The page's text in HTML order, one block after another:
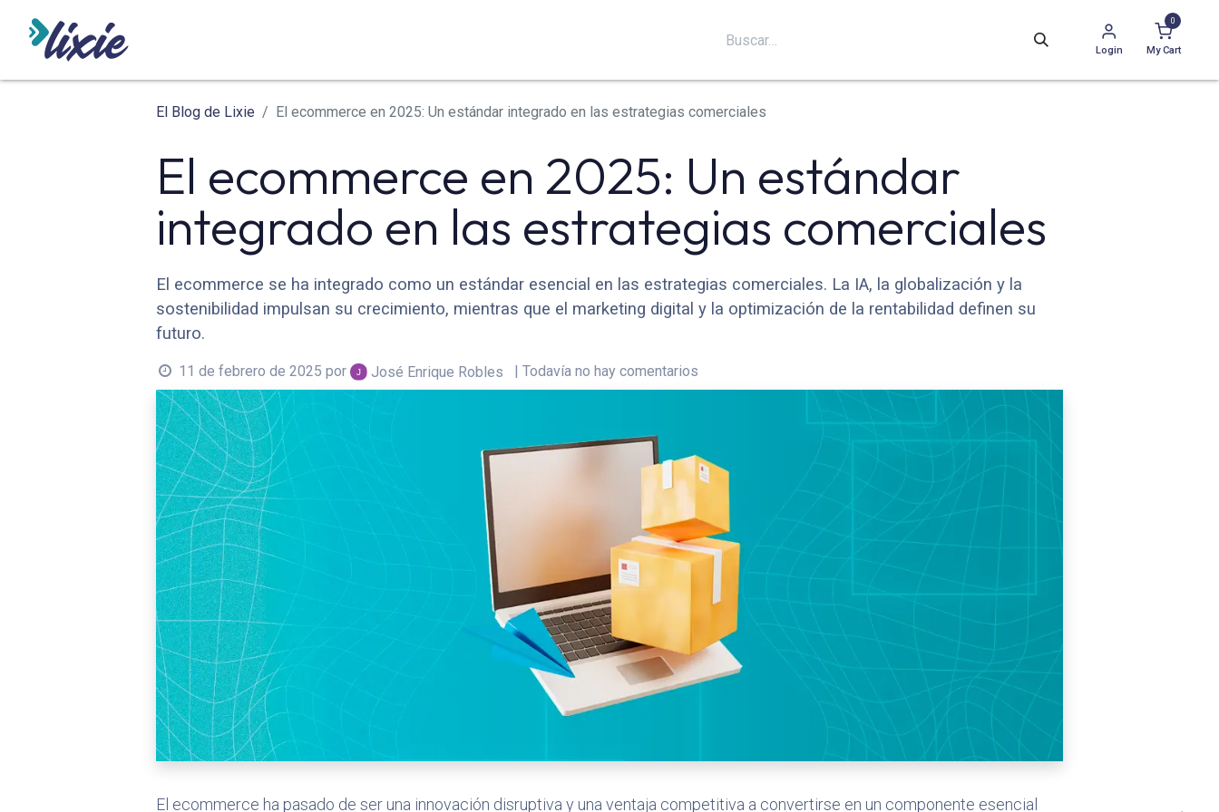
Login
0
My Cart
El Blog de Lixie El ecommerce en 2025: Un estándar integrado en las estrategias comerciales
El ecommerce en 2025: Un estándar
integrado en las estrategias comerciales
El ecommerce se ha integrado como un estándar esencial en las estrategias comerciales. La IA, la globalización y la
sostenibilidad impulsan su crecimiento, mientras que el marketing digital y la optimización de la rentabilidad definen su
futuro.
11 de febrero de 2025 por José Enrique Robles | Todavía no hay comentarios
El ecommerce ha pasado de ser una innovación disruptiva y una ventaja competitiva a convertirse en un componente esencial